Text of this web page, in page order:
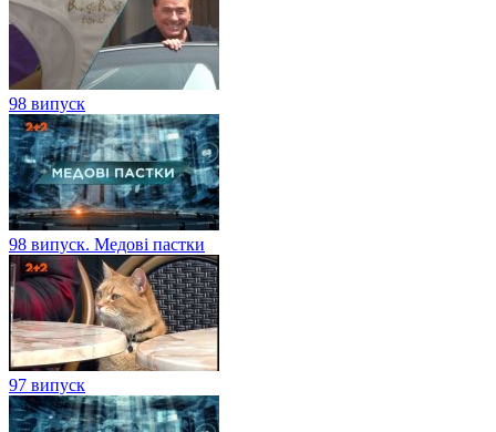
98 випуск
98 випуск. Медові пастки
97 випуск